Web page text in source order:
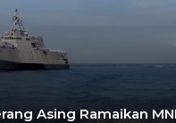
Asing Ramaikan